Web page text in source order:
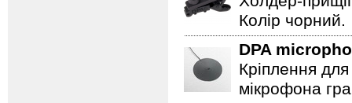
Колір чорний.
DPA
Кріплення
мікрофона